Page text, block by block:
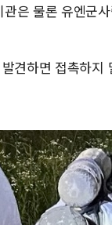
은 물론 유엔군
견하면 접촉하지